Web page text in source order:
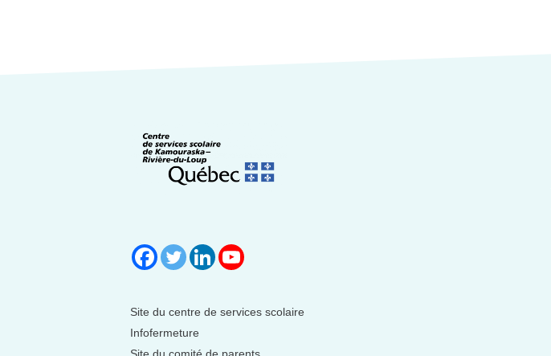
Site du centre de services scolaire
Infofermeture
Site du comité de parents